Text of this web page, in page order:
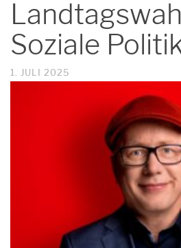
Soziale
1. JULI 2025